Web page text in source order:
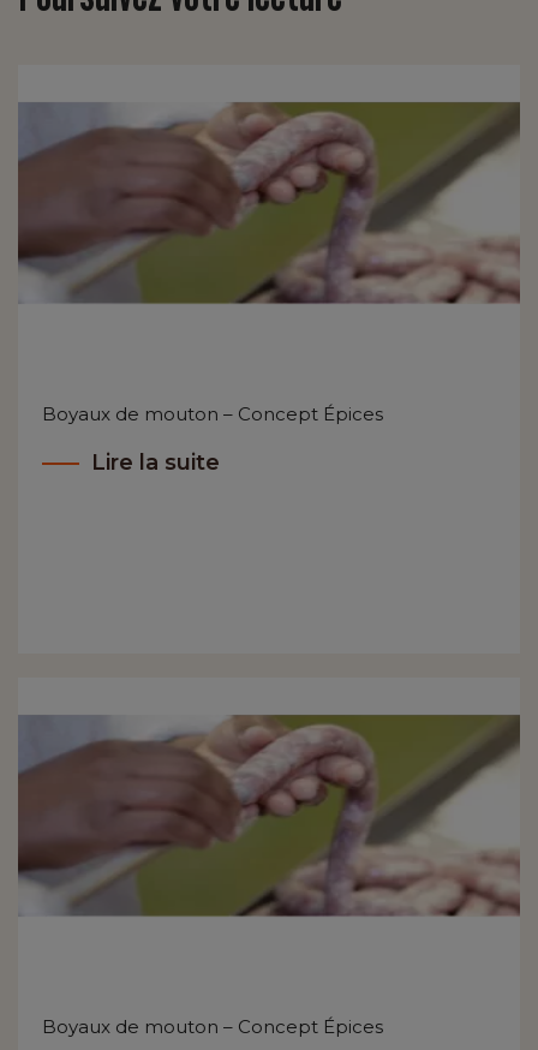
Boyaux de mouton – Concept Épices
Lire la suite
Boyaux de mouton – Concept Épices